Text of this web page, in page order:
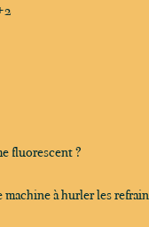
fluorescent ?
à hurler les